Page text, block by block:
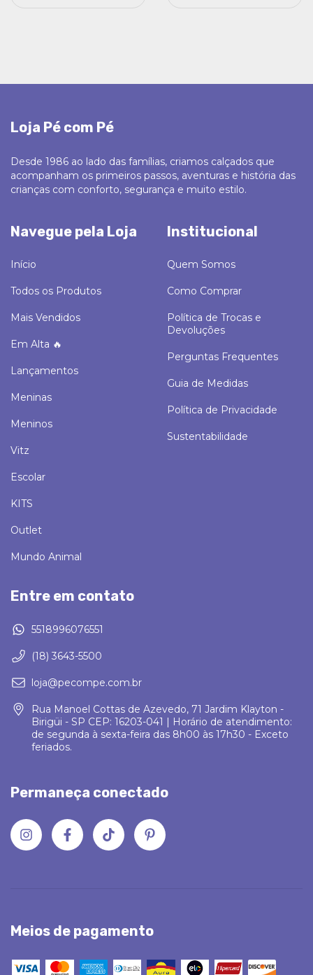
Loja Pé com Pé
Desde 1986 ao lado das famílias, criamos calçados que
acompanham os primeiros passos, aventuras e história das
crianças com conforto, segurança e muito estilo.
Navegue pela Loja
Início
Todos os Produtos
Mais Vendidos
Em Alta 🔥
Lançamentos
Meninas
Meninos
Vitz
Escolar
KITS
Outlet
Mundo Animal
Institucional
Quem Somos
Como Comprar
Política de Trocas e
Devoluções
Perguntas Frequentes
Guia de Medidas
Política de Privacidade
Sustentabilidade
Entre em contato
5518996076551
(18) 3643-5500
loja@pecompe.com.br
Rua Manoel Cottas de Azevedo, 71 Jardim Klayton -
Birigüi - SP CEP: 16203-041 | Horário de atendimento:
de segunda à sexta-feira das 8h00 às 17h30 - Exceto
feriados.
Permaneça conectado
Meios de pagamento